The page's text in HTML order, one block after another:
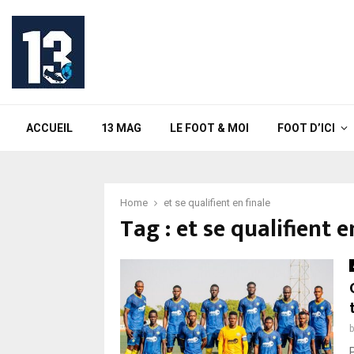
ACCUEIL 13 MAG LE FOOT & MOI FOOT D’ICI
Home et se qualifient en finale
Tag : et se qualifient